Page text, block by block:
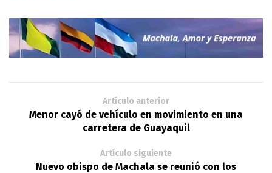
Artículo anterior
Menor cayó de vehículo en movimiento en una
carretera de Guayaquil
Artículo siguiente
Nuevo obispo de Machala se reunió con los